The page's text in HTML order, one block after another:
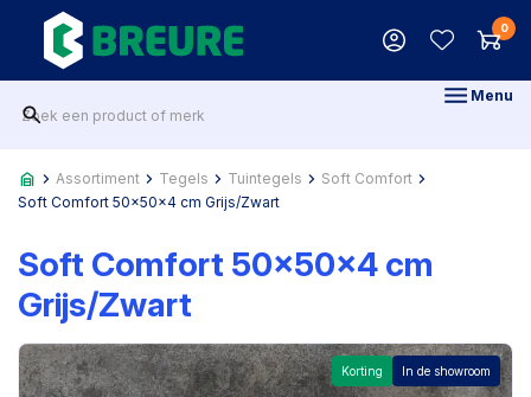
0
Menu
Assortiment Tegels Tuintegels
Soft Comfort
Soft Comfort 50x50x4 cm Grijs/Zwart
Soft Comfort 50x50x4 cm
Grijs/Zwart
Korting In de showroom